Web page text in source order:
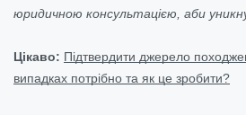
юридичною консультацією, аби
Цікаво: Підтвердити джерело
випадках потрібно та як це зробити?